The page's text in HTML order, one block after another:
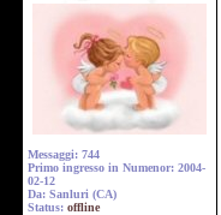
Messaggi: 744
Primo ingresso in Numenor: 2004-
02-12
Da: Sanluri (CA)
Status: offline